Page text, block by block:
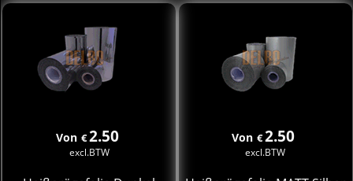
Von €2.50
excl.BTW
Von €2.50
excl.BTW